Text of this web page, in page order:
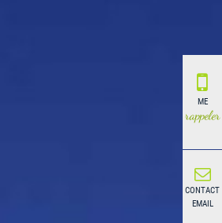
ME
rappeler
CONTACT
EMAIL